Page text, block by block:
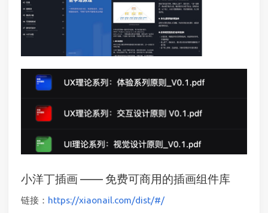
小洋丁插画 —— 免费可商用的插画组件库
链接： https://xiaonail.com/dist/#/